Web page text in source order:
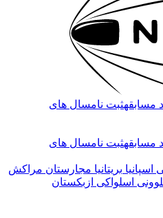
مسابقهثبت نامسال های
مسابقهثبت نامسال های
اسپانیا بریتانیا مجارستان مراکش
اسلواکی ازبکستان